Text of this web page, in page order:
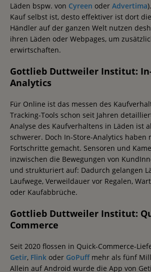
Läden bspw. von Cyreen oder Advertima
Kauf selbst ist, desto effektiver ist dort
Händler auf der ganzen Welt nutzen
ihren Läden oder Webpages, um
erwirtschaften.
Gottlieb Duttweiler Institut:
Analytics
Für Online ist das messen des
Tracking-Tools schon seit Jahren
Analyse des Kaufverhaltens in Läden ist
schwerer. Doch In-Store-Analytics haben
Fortschritte gemacht. Sensoren und
inzwischen die Bewegungen von
und strukturiert auf: Dadurch gelangen
Laufwege, Verweildauer vor Regalen,
oder Kaufabbrüche.
Gottlieb Duttweiler Institut:
Commerce
Seit 2020 flossen in Quick-Commerce-
Getir, Flink oder GoPuffmehr als fünf
Allein auf Android wurde die App von